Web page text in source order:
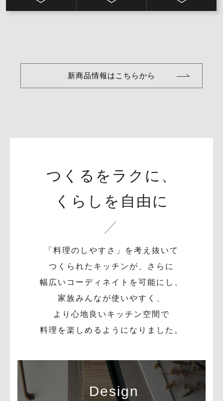
新商品情報はこちらから
つくるをラクに、
くらしを自由に
「料理のしやすさ」を考え抜いて
つくられたキッチンが、さらに
幅広いコーディネイトを可能にし、
家族みんなが使いやすく、
より心地良いキッチン空間で
料理を楽しめるようになりました。
Design